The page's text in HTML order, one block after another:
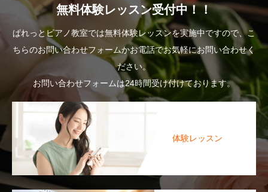
無料体験レッスン受付中！！
ぱれっとピアノ教室では無料体験レッスンを実施中ですので、こ
ちらのお問い合わせフォームかお電話でお気軽にお問い合わせく
ださい。
お問い合わせフォームは24時間受け付けております。
体験レッスン